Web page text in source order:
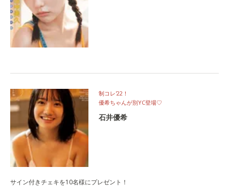
制コレ'22！
優希ちゃんが別YC登場♡
石井優希
サイン付きチェキを10名様にプレゼント！